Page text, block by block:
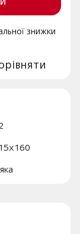
знижки